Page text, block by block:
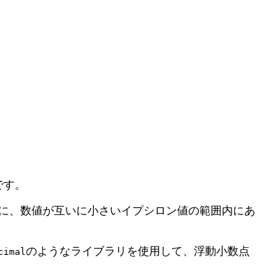
。
、数値が互いに小さいイプシロン値の範囲内にあ
のようなライブラリを使用して、浮動小数点